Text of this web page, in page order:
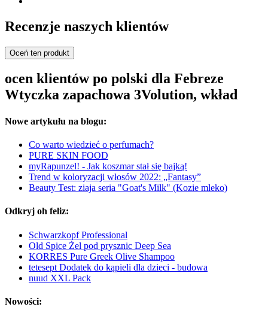
Recenzje naszych klientów
Oceń ten produkt
ocen klientów po polski dla Febreze
Wtyczka zapachowa 3Volution, wkład
Nowe artykułu na blogu:
Co warto wiedzieć o perfumach?
PURE SKIN FOOD
myRapunzel! - Jak koszmar stał się bajką!
Trend w koloryzacji włosów 2022: „Fantasy”
Beauty Test: ziaja seria "Goat's Milk" (Kozie mleko)
Odkryj oh feliz:
Schwarzkopf Professional
Old Spice Żel pod prysznic Deep Sea
KORRES Pure Greek Olive Shampoo
tetesept Dodatek do kąpieli dla dzieci - budowa
nuud XXL Pack
Nowości: